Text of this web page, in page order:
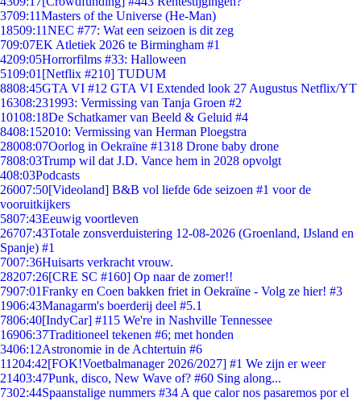
3709:11Masters of the Universe (He-Man)
18509:11NEC #77: Wat een seizoen is dit zeg
709:07EK Atletiek 2026 te Birmingham #1
4209:05Horrorfilms #33: Halloween
5109:01 [Netflix #210] TUDUM
8808:45GTA VI #12 GTA VI Extended look 27 Augustus Netflix/YT
16308:231993: Vermissing van Tanja Groen #2
10108:18De Schatkamer van Beeld & Geluid #4
8408:152010: Vermissing van Herman Ploegstra
28008:07Oorlog in Oekraïne #1318 Drone baby drone
7808:03Trump wil dat J.D. Vance hem in 2028 opvolgt
408:03Podcasts
26007:50[Videoland] B&B vol liefde 6de seizoen #1 voor de
vooruitkijkers
5807:43Eeuwig voortleven
26707:43Totale zonsverduistering 12-08-2026 (Groenland, IJsland en
Spanje) #1
7007:36Huisarts verkracht vrouw.
28207:26[CRE SC #160] Op naar de zomer!!
7907:01Franky en Coen bakken friet in Oekraïne - Volg ze hier! #3
1906:43Managarm's boerderij deel #5.1
7806:40[IndyCar] #115 We're in Nashville Tennessee
16906:37Traditioneel tekenen #6; met honden
3406:12Astronomie in de Achtertuin #6
11204:42[FOK!Voetbalmanager 2026/2027] #1 We zijn er weer
21403:47Punk, disco, New Wave of? #60 Sing along...
7302:44Spaanstalige nummers #34 A que calor nos pasaremos por el